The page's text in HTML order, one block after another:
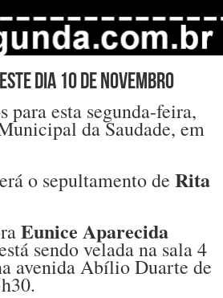
dia 10 de novembro
para esta segunda-feira,
da Saudade, em
o sepultamento de Rita
Eunice Aparecida
sendo velada na sala 4
avenida Abílio Duarte de